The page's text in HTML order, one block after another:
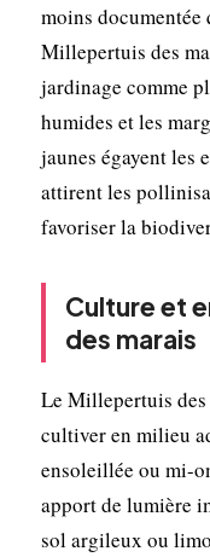
moins
Millepertuis des
jardinage comme
humides et les
jaunes égayent les
attirent les
favoriser la
Culture et
des marais
Le Millepertuis
cultiver en milieu
ensoleillée ou mi-
apport de lumière
sol argileux ou